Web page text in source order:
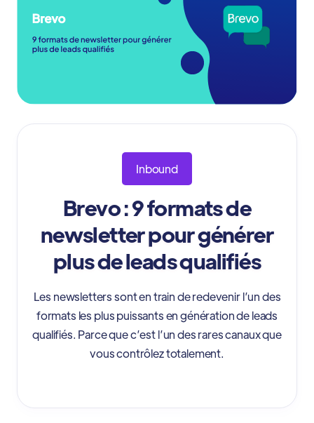
Inbound
Brevo : 9 formats de
newsletter pour générer
plus de leads qualifiés
Les newsletters sont en train de redevenir l’un des
formats les plus puissants en génération de leads
qualifiés. Parce que c’est l’un des rares canaux que
vous contrôlez totalement.